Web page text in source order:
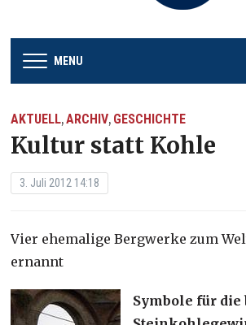
MENU
AKTUELL,ARCHIV, GESCHICHTE
Kultur statt Kohle
3. Juli 2012 14:18
Vier ehemalige Bergwerke zum
ernannt
Symbole für